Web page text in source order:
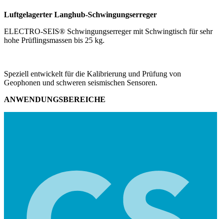
Luftgelagerter Langhub-Schwingungserreger
ELECTRO-SEIS® Schwingungserreger mit Schwingtisch für sehr
hohe Prüflingsmassen bis 25 kg.
Speziell entwickelt für die Kalibrierung und Prüfung von
Geophonen und schweren seismischen Sensoren.
ANWENDUNGSBEREICHE